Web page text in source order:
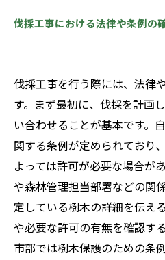
伐採工事における法律や条例の
伐採工事を行う際には、法律
す。まず最初に、伐採を計画
い合わせることが基本です。
関する条例が定められており
よっては許可が必要な場合が
や森林管理担当部署などの関
定している樹木の詳細を伝え
や必要な許可の有無を確認す
市部では樹木保護のための条